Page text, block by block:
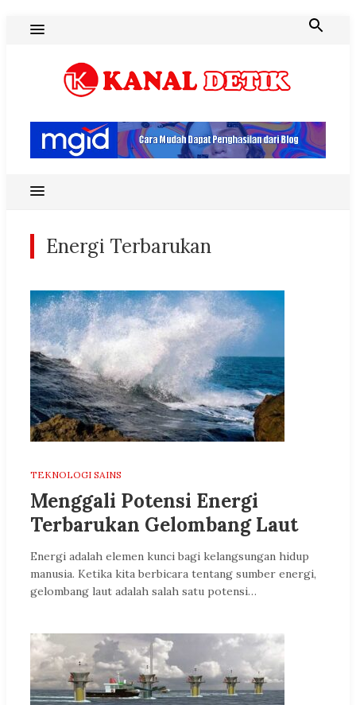
Energi Terbarukan
TEKNOLOGI SAINS
Menggali Potensi Energi
Terbarukan Gelombang Laut
Energi adalah elemen kunci bagi kelangsungan hidup
manusia. Ketika kita berbicara tentang sumber energi,
gelombang laut adalah salah satu potensi…